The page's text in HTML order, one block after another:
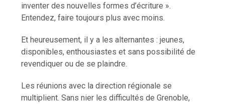
inventer des nouvelles formes d’écriture ».
Entendez, faire toujours plus avec moins.
Et heureusement, il y a les alternantes : jeunes,
disponibles, enthousiastes et sans possibilité de
revendiquer ou de se plaindre.
Les réunions avec la direction régionale se
multiplient. Sans nier les difficultés de Grenoble,